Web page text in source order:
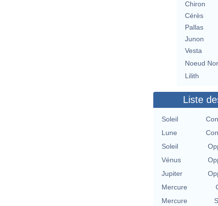
Chiron
Cérès
Pallas
Junon
Vesta
Noeud
Lilith
Liste
Soleil
Lune
Soleil
Vénus
Jupiter
Mercure
Mercure